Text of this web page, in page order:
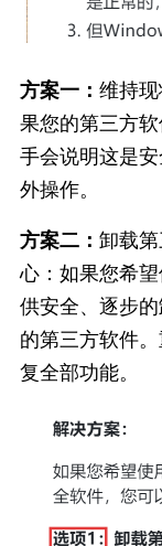
方案一： 维持
果您的第三方
手会说明这是
外操作。
方案二： 卸载
心：如果您希
供安全、逐步
的第三方软件
复全部功能。